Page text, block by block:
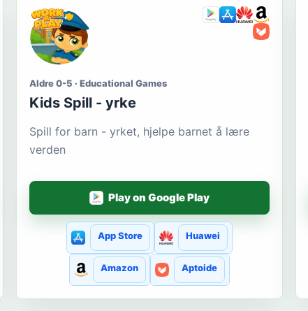
Aldre 0-5 · Educational Games
Kids Spill - yrke
Spill for barn - yrket, hjelpe barnet å lære
verden
Play on Google Play
App Store Huawei
Amazon Aptoide